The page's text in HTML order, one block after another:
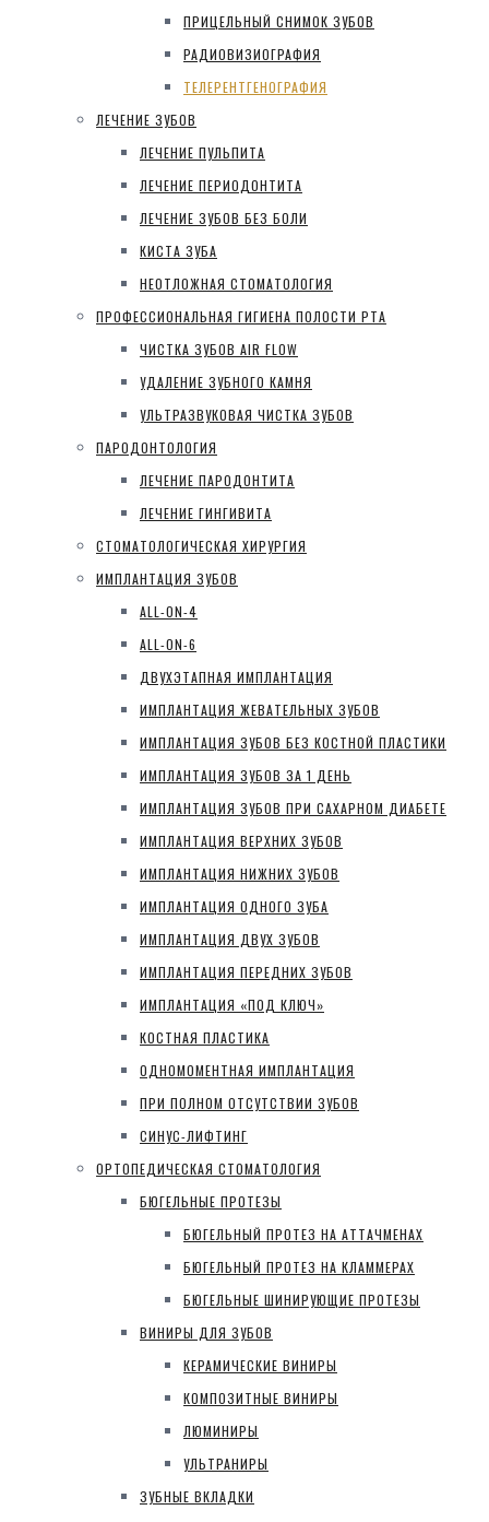
ПРИЦЕЛЬНЫЙ СНИМОК ЗУБОВ
РАДИОВИЗИОГРАФИЯ
ТЕЛЕРЕНТГЕНОГРАФИЯ
ЛЕЧЕНИЕ ЗУБОВ
ЛЕЧЕНИЕ ПУЛЬПИТА
ЛЕЧЕНИЕ ПЕРИОДОНТИТА
ЛЕЧЕНИЕ ЗУБОВ БЕЗ БОЛИ
КИСТА ЗУБА
НЕОТЛОЖНАЯ СТОМАТОЛОГИЯ
ПРОФЕССИОНАЛЬНАЯ ГИГИЕНА ПОЛОСТИ РТА
ЧИСТКА ЗУБОВ AIR FLOW
УДАЛЕНИЕ ЗУБНОГО КАМНЯ
УЛЬТРАЗВУКОВАЯ ЧИСТКА ЗУБОВ
ПАРОДОНТОЛОГИЯ
ЛЕЧЕНИЕ ПАРОДОНТИТА
ЛЕЧЕНИЕ ГИНГИВИТА
СТОМАТОЛОГИЧЕСКАЯ ХИРУРГИЯ
ИМПЛАНТАЦИЯ ЗУБОВ
ALL-ON-4
ALL-ON-6
ДВУХЭТАПНАЯ ИМПЛАНТАЦИЯ
ИМПЛАНТАЦИЯ ЖЕВАТЕЛЬНЫХ ЗУБОВ
ИМПЛАНТАЦИЯ ЗУБОВ БЕЗ КОСТНОЙ ПЛАСТИКИ
ИМПЛАНТАЦИЯ ЗУБОВ ЗА 1 ДЕНЬ
ИМПЛАНТАЦИЯ ЗУБОВ ПРИ САХАРНОМ ДИАБЕТЕ
ИМПЛАНТАЦИЯ ВЕРХНИХ ЗУБОВ
ИМПЛАНТАЦИЯ НИЖНИХ ЗУБОВ
ИМПЛАНТАЦИЯ ОДНОГО ЗУБА
ИМПЛАНТАЦИЯ ДВУХ ЗУБОВ
ИМПЛАНТАЦИЯ ПЕРЕДНИХ ЗУБОВ
ИМПЛАНТАЦИЯ «ПОД КЛЮЧ»
КОСТНАЯ ПЛАСТИКА
ОДНОМОМЕНТНАЯ ИМПЛАНТАЦИЯ
ПРИ ПОЛНОМ ОТСУТСТВИИ ЗУБОВ
СИНУС-ЛИФТИНГ
ОРТОПЕДИЧЕСКАЯ СТОМАТОЛОГИЯ
БЮГЕЛЬНЫЕ ПРОТЕЗЫ
БЮГЕЛЬНЫЙ ПРОТЕЗ НА АТТАЧМЕНАХ
БЮГЕЛЬНЫЙ ПРОТЕЗ НА КЛАММЕРАХ
БЮГЕЛЬНЫЕ ШИНИРУЮЩИЕ ПРОТЕЗЫ
ВИНИРЫ ДЛЯ ЗУБОВ
КЕРАМИЧЕСКИЕ ВИНИРЫ
КОМПОЗИТНЫЕ ВИНИРЫ
ЛЮМИНИРЫ
УЛЬТРАНИРЫ
ЗУБНЫЕ ВКЛАДКИ